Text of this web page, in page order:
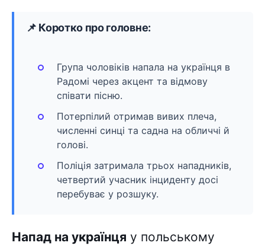
📌 Коротко про головне:
Група чоловіків напала на українця в
Радомі через акцент та відмову
співати пісню.
Потерпілий отримав вивих плеча,
численні синці та садна на обличчі й
голові.
Поліція затримала трьох нападників,
четвертий учасник інциденту досі
перебуває у розшуку.
Напад на українця у польському